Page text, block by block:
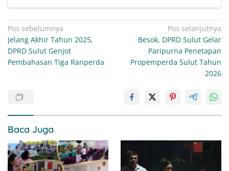
Navigasi
pos
Pos sebelumnya
Jelang Akhir Tahun 2025,
DPRD Sulut Genjot
Pembahasan Tiga Ranperda
Pos selanjutnya
Besok, DPRD Sulut Gelar
Paripurna Penetapan
Propemperda Sulut Tahun
2026
Baca Juga